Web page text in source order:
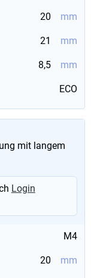
20 mm
21 mm
8,5 mm
ECO
mit langem
M4
20 mm
Login